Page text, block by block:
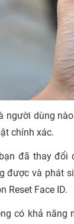
người dùng
chính xác.
đã thay đổi
được và phát
Reset Face ID.
có khả